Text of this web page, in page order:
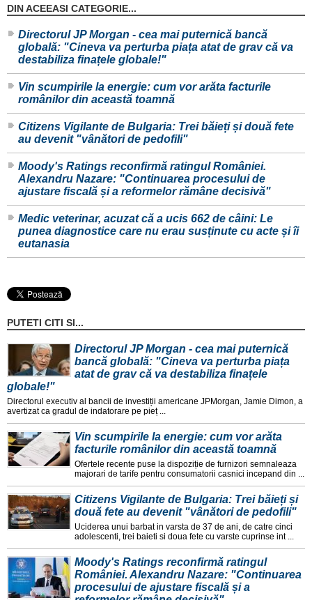
DIN ACEEASI CATEGORIE...
Directorul JP Morgan - cea mai puternică bancă
globală: "Cineva va perturba piața atat de grav că va
destabiliza finațele globale!"
Vin scumpirile la energie: cum vor arăta facturile
românilor din această toamnă
Citizens Vigilante de Bulgaria: Trei băieți și două fete
au devenit "vânători de pedofili"
Moody's Ratings reconfirmă ratingul României.
Alexandru Nazare: "Continuarea procesului de
ajustare fiscală și a reformelor rămâne decisivă"
Medic veterinar, acuzat că a ucis 662 de câini: Le
punea diagnostice care nu erau susținute cu acte și îi
eutanasia
PUTETI CITI SI...
Directorul JP Morgan - cea mai puternică
bancă globală: "Cineva va perturba piața
atat de grav că va destabiliza finațele
globale!"
Directorul executiv al bancii de investiții americane JPMorgan, Jamie Dimon, a
avertizat ca gradul de indatorare pe pieț ...
Vin scumpirile la energie: cum vor arăta
facturile românilor din această toamnă
Ofertele recente puse la dispoziție de furnizori semnaleaza
majorari de tarife pentru consumatorii casnici incepand din ...
Citizens Vigilante de Bulgaria: Trei băieți și
două fete au devenit "vânători de pedofili"
Uciderea unui barbat in varsta de 37 de ani, de catre cinci
adolescenti, trei baieti si doua fete cu varste cuprinse int ...
Moody's Ratings reconfirmă ratingul
României. Alexandru Nazare: "Continuarea
procesului de ajustare fiscală și a